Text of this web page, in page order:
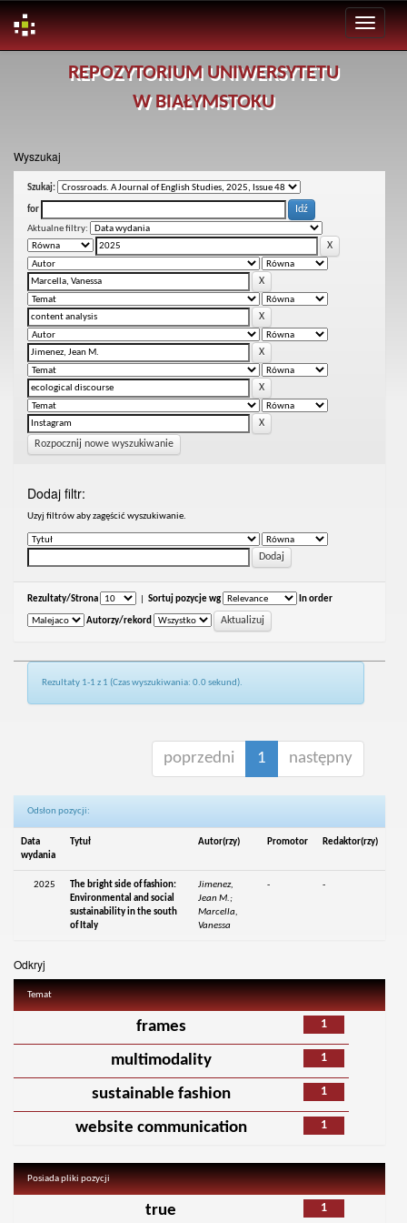
REPOZYTORIUM UNIWERSYTETU
W BIAŁYMSTOKU
Wyszukaj
Szukaj:
for
Aktualne filtry:
Rozpocznij nowe wyszukiwanie
Dodaj filtr:
Uzyj filtrów aby zagęścić wyszukiwanie.
Rezultaty/Strona Sortuj pozycje wg In order
Autorzy/rekord
Rezultaty 1-1 z 1 (Czas wyszukiwania: 0.0 sekund).
poprzedni 1 następny
Odsłon pozycji:
Data
wydania
Tytuł Autor(rzy) Promotor Redaktor(rzy)
2025
The bright side of fashion:
Environmental and social
sustainability in the south
of Italy
Jimenez,
Jean M.;
Marcella,
Vanessa
- -
Odkryj
Temat
1
frames
1
multimodality
1
sustainable fashion
1
website communication
Posiada pliki pozycji
1
true